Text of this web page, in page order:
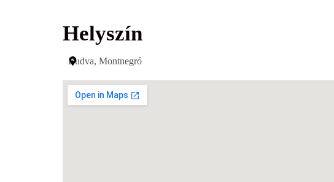
Helyszín
Budva, Montnegró